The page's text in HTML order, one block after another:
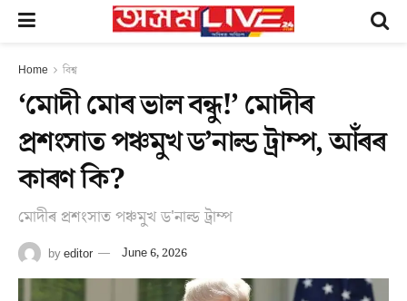
Home বিশ্ব
‘মোদী মোৰ ভাল বন্ধু!’ মোদীৰ
প্ৰশংসাত পঞ্চমুখ ড’নাল্ড ট্ৰাম্প, আঁৰৰ
কাৰণ কি?
মোদীৰ প্ৰশংসাত পঞ্চমুখ ড'নাল্ড ট্ৰাম্প
byeditor June 6, 2026